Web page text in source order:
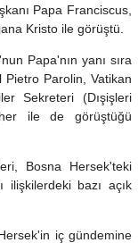
Papa Franciscus,
Kristo ile görüştü.
Papa'nın yanı sıra
Parolin, Vatikan
Sekreteri (Dışişleri
ile de görüştüğü
Bosna Hersek'teki
bazı açık
iç gündemine